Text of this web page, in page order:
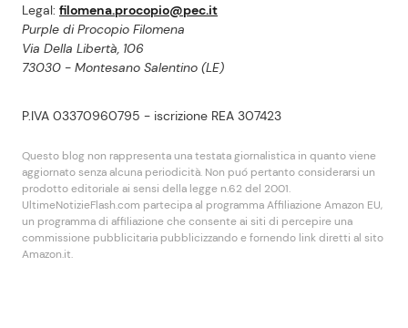
Legal: filomena.procopio@pec.it
Purple di Procopio Filomena
Via Della Libertà, 106
73030 - Montesano Salentino (LE)
P.IVA 03370960795 - iscrizione REA 307423
Questo blog non rappresenta una testata giornalistica in quanto viene
aggiornato senza alcuna periodicità. Non puó pertanto considerarsi un
prodotto editoriale ai sensi della legge n.62 del 2001.
UltimeNotizieFlash.com partecipa al programma Affiliazione Amazon EU,
un programma di affiliazione che consente ai siti di percepire una
commissione pubblicitaria pubblicizzando e fornendo link diretti al sito
Amazon.it.